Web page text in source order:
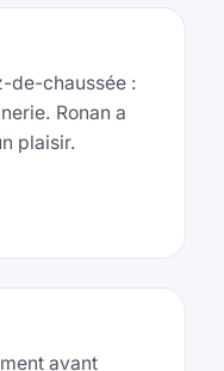
de-chaussée :
Ronan a
plaisir.
avant